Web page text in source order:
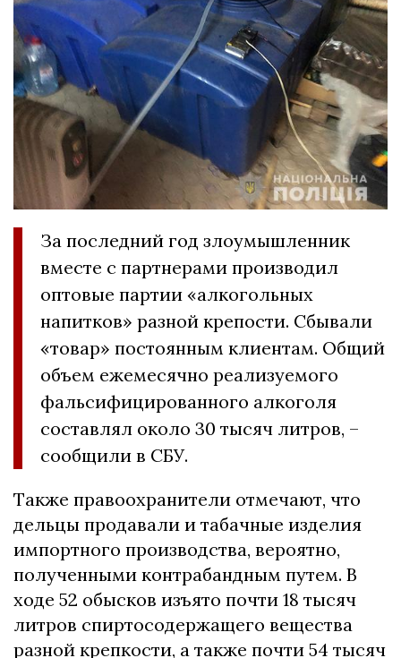
За последний год злоумышленник
вместе с партнерами производил
оптовые партии «алкогольных
напитков» разной крепости. Сбывали
«товар» постоянным клиентам. Общий
объем ежемесячно реализуемого
фальсифицированного алкоголя
составлял около 30 тысяч литров, –
сообщили в СБУ.
Также правоохранители отмечают, что
дельцы продавали и табачные изделия
импортного производства, вероятно,
полученными контрабандным путем. В
ходе 52 обысков изъято почти 18 тысяч
литров спиртосодержащего вещества
разной крепкости, а также почти 54 тысяч